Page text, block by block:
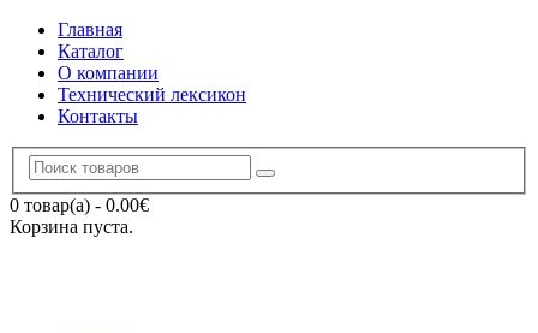
Главная
Каталог
О компании
Технический лексикон
Контакты
0 товар(а) - 0.00€
Корзина пуста.